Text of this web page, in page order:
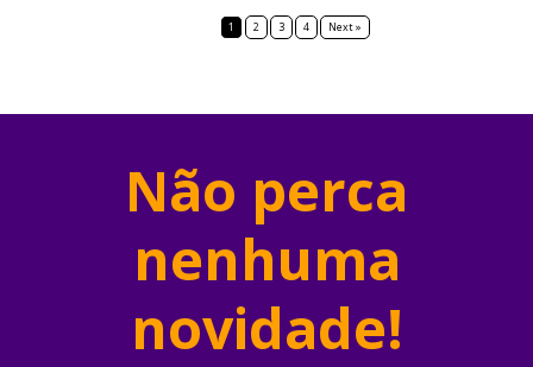
1 2 3 4 Next »
Não perca
nenhuma
novidade!